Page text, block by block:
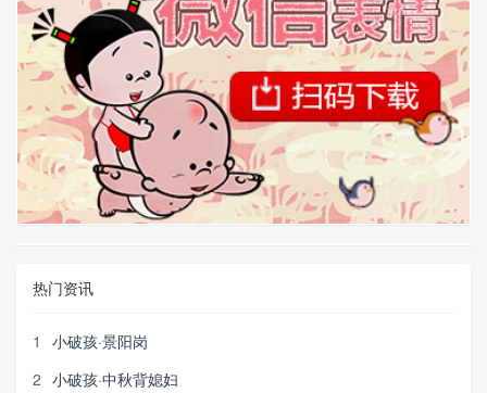
热门资讯
1
小破孩·景阳岗
2 小破孩·中秋背媳妇